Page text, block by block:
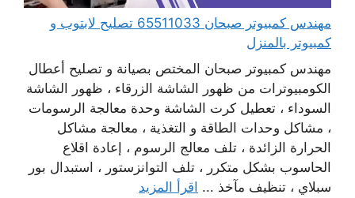
مهندس كمبيوتر صبحان 65511033 تصليح لابتوب و
كمبيوتر بالمنزل
مهندس كمبيوتر صبحان المختص بصيانة و تصليح أعطال
الكومبيوترات من ظهور الشاشة الزرقاء ، ظهور الشاشة
السوداء ، تعطيل كرت الشاشة وحدة معالجة الرسومات
، مشاكل وحدات الطاقة و التغذية ، معالجة مشاكل
الحرارة الزائدة ، تلف معالج الرسوم ، إعادة اقلاع
الحاسوب بشكل متكرر ، تلف التوانزستور ، استبدال بور
سبلاي ، تنظيف مآخذ ... اقرأ المزيد